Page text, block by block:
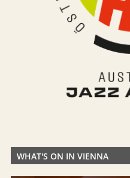
WHAT'S ON IN VIENNA